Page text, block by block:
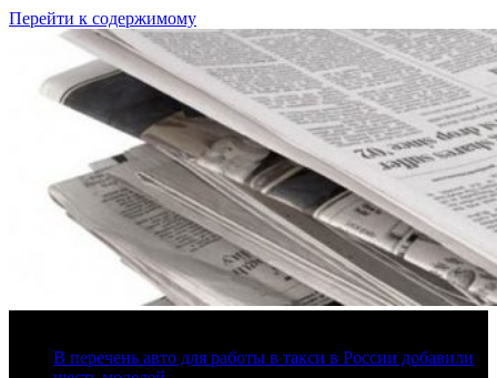
Перейти к содержимому
В перечень авто для работы в такси в России добавили